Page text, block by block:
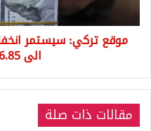
يصل
الى
6.85موقع تركي: سيستمر
الى 6.85 ليرة تركية
مقالات ذات صلة